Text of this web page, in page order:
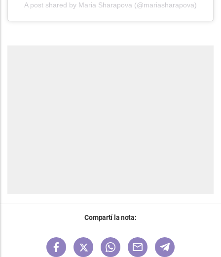
A post shared by Maria Sharapova (@mariasharapova)
Compartí la nota: